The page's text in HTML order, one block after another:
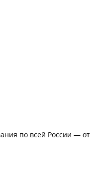
по всей России — от